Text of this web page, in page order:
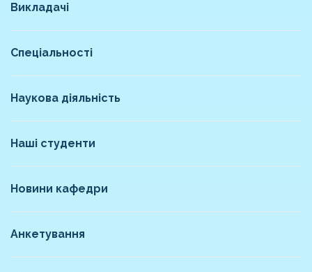
Викладачі
Спеціальності
Наукова діяльність
Наші студенти
Новини кафедри
Анкетування